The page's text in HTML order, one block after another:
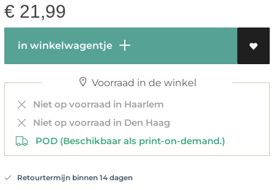
€ 21,99
in winkelwagentje
Voorraad in de winkel
Niet op voorraad in Haarlem
Niet op voorraad in Den Haag
POD (Beschikbaar als print-on-demand.)
Retourtermijn binnen 14 dagen